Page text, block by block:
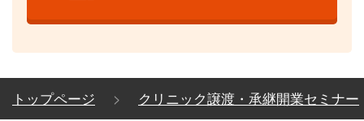
トップページ クリニック譲渡・承継開業セミナー